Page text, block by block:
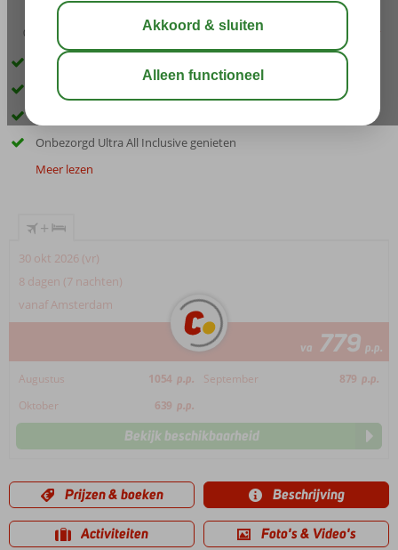
03:45
Prachtig uitzicht over zee
Op loopafstand van het centrum
Onbezorgd Ultra All Inclusive genieten
Meer lezen
+
30 okt 2026 (vr)
8 dagen (7 nachten)
vanaf Amsterdam
va 779 p.p.
Augustus 1054 p.p. September 879 p.p.
Oktober
639 p.p.
Bekijk beschikbaarheid
Prijzen & boeken Beschrijving
Activiteiten Foto's & Video's